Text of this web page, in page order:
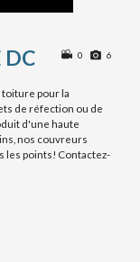
0 6
DC
pour la
de réfection ou de
d'une haute
nos couvreurs
les points! Contactez-